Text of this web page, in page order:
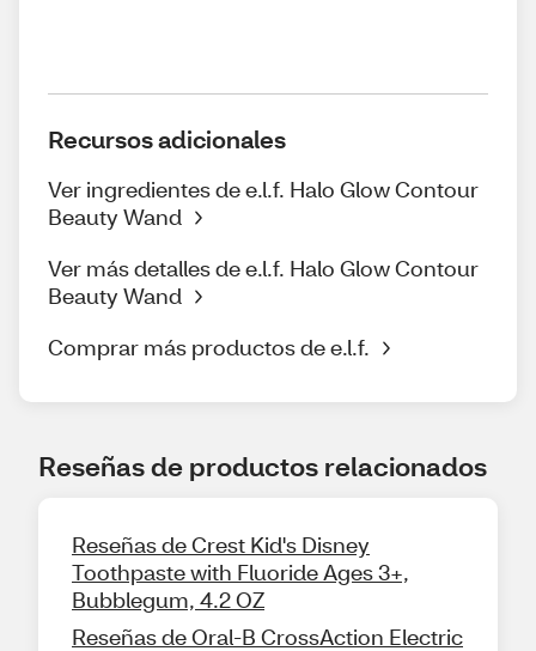
Recursos adicionales
Ver ingredientes de e.l.f. Halo Glow Contour
Beauty Wand
Ver más detalles de e.l.f. Halo Glow Contour
Beauty Wand
Comprar más productos de e.l.f.
Reseñas de productos relacionados
Reseñas de Crest Kid's Disney
Toothpaste with Fluoride Ages 3+,
Bubblegum, 4.2 OZ
Reseñas de Oral-B CrossAction Electric